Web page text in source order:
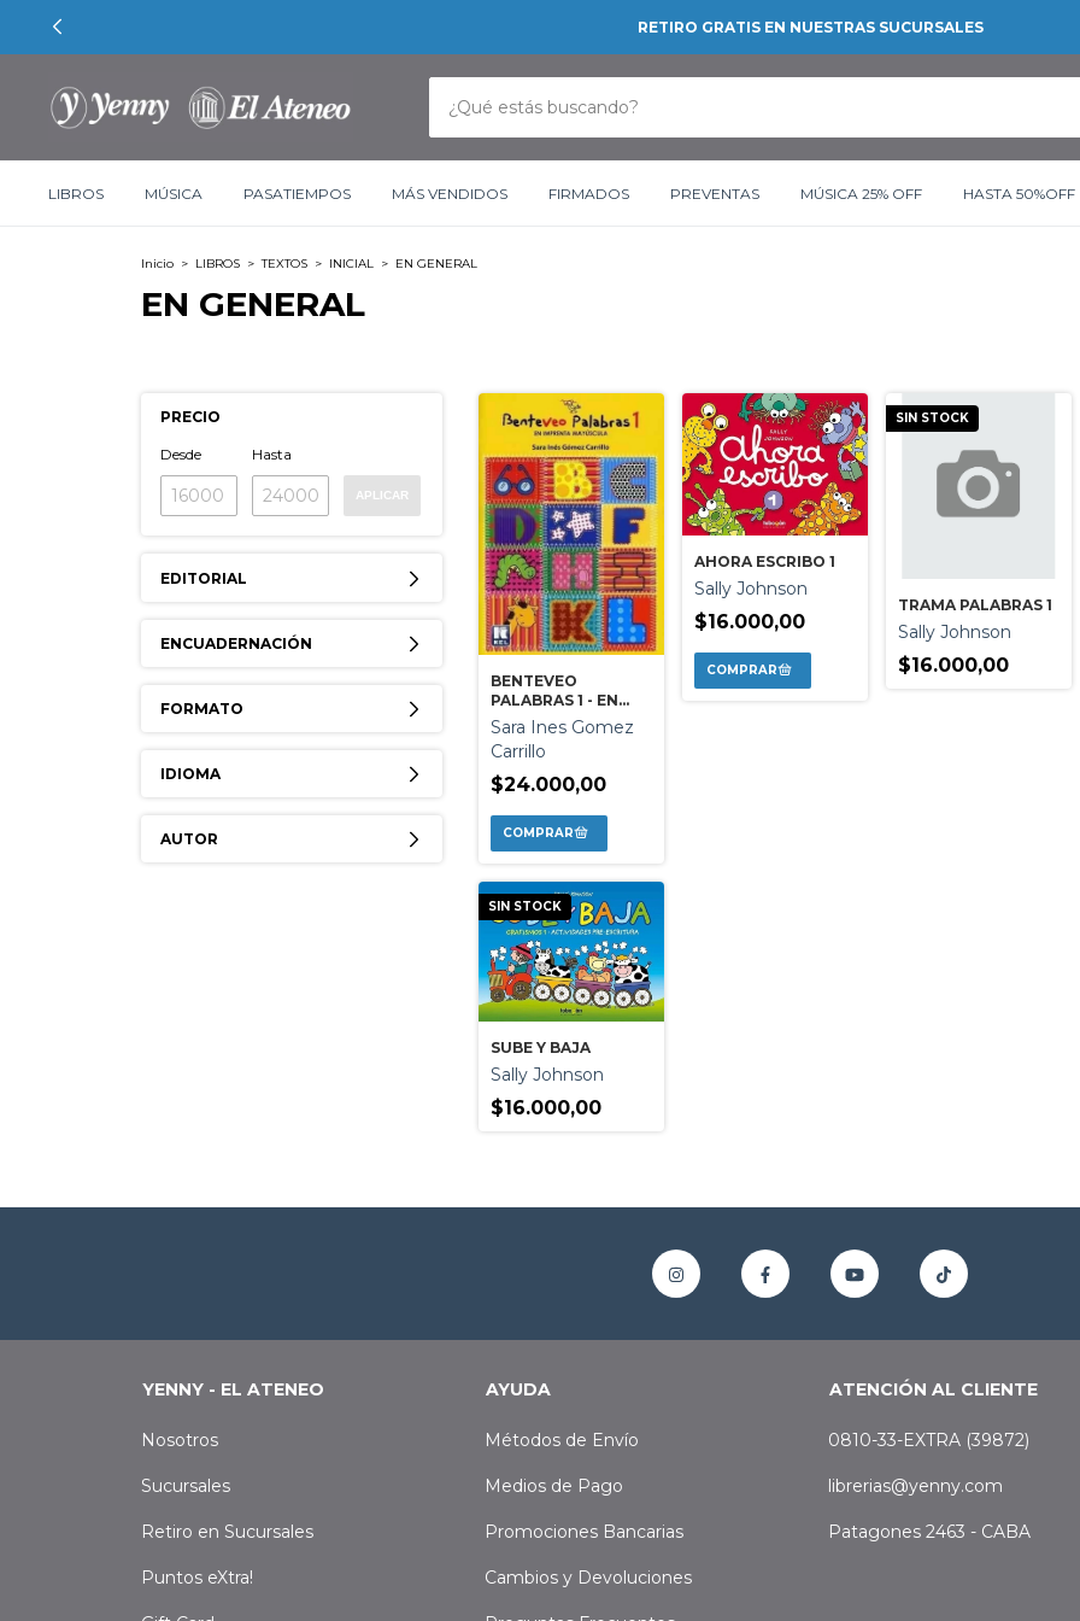
RETIRO GRATIS EN NUESTRAS SUCURSALES
LIBROS MÚSICA PASATIEMPOS MÁS VENDIDOS FIRMADOS PREVENTAS MÚSICA 25% OFF HASTA 50%OFF
Inicio > LIBROS > TEXTOS > INICIAL > EN GENERAL
EN GENERAL
PRECIO
Desde Hasta
APLICAR
EDITORIAL
ENCUADERNACIÓN
FORMATO
IDIOMA
AUTOR
BENTEVEO
PALABRAS 1 - EN
IMPRENTA
MAYUSCULA
Sara Ines Gomez
Carrillo
$24.000,00
AHORA ESCRIBO 1
Sally Johnson
$16.000,00
SIN STOCK
TRAMA PALABRAS 1
Sally Johnson
$16.000,00
SIN STOCK
SUBE Y BAJA
Sally Johnson
$16.000,00
YENNY - EL ATENEO
Nosotros
Sucursales
Retiro en Sucursales
Puntos eXtra!
AYUDA
Métodos de Envío
Medios de Pago
Promociones Bancarias
Cambios y Devoluciones
ATENCIÓN AL CLIENTE
0810-33-EXTRA (39872)
librerias@yenny.com
Patagones 2463 - CABA